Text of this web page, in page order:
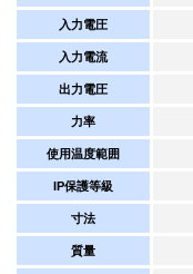
入力電圧
入力電流
出力電圧
力率
使用温度範囲
IP保護等級
寸法
質量